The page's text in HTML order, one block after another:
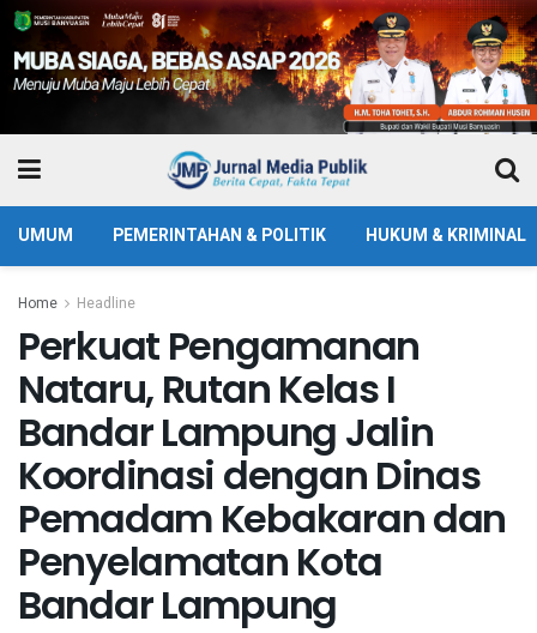
UMUM PEMERINTAHAN & POLITIK HUKUM & KRIMINAL
Home Headline
Perkuat Pengamanan
Nataru, Rutan Kelas I
Bandar Lampung Jalin
Koordinasi dengan Dinas
Pemadam Kebakaran dan
Penyelamatan Kota
Bandar Lampung